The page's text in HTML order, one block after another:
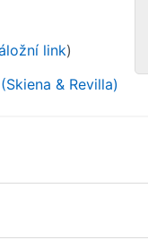
link)
& Revilla)